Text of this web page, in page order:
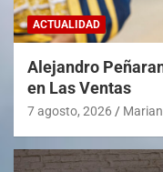
ACTUALIDAD
Alejandro
en Las Ventas
7 agosto, 2026